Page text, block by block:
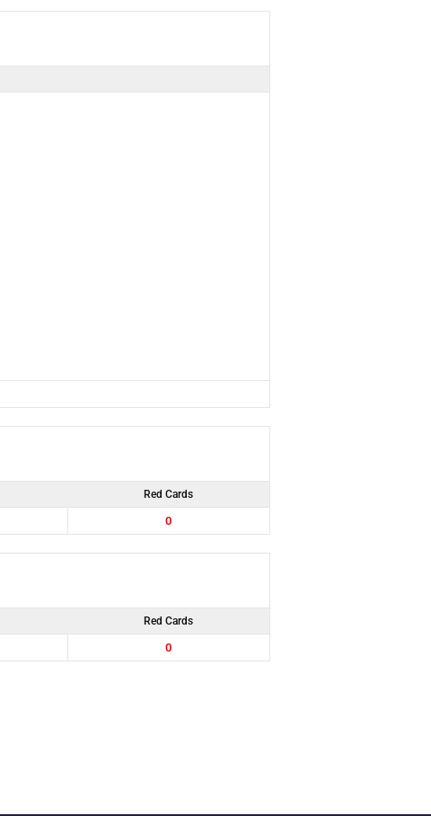
Red Cards
0
Red Cards
0